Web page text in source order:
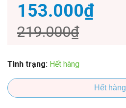
153.000₫
219.000₫
Tình trạng: Hết hàng
Hết hàng